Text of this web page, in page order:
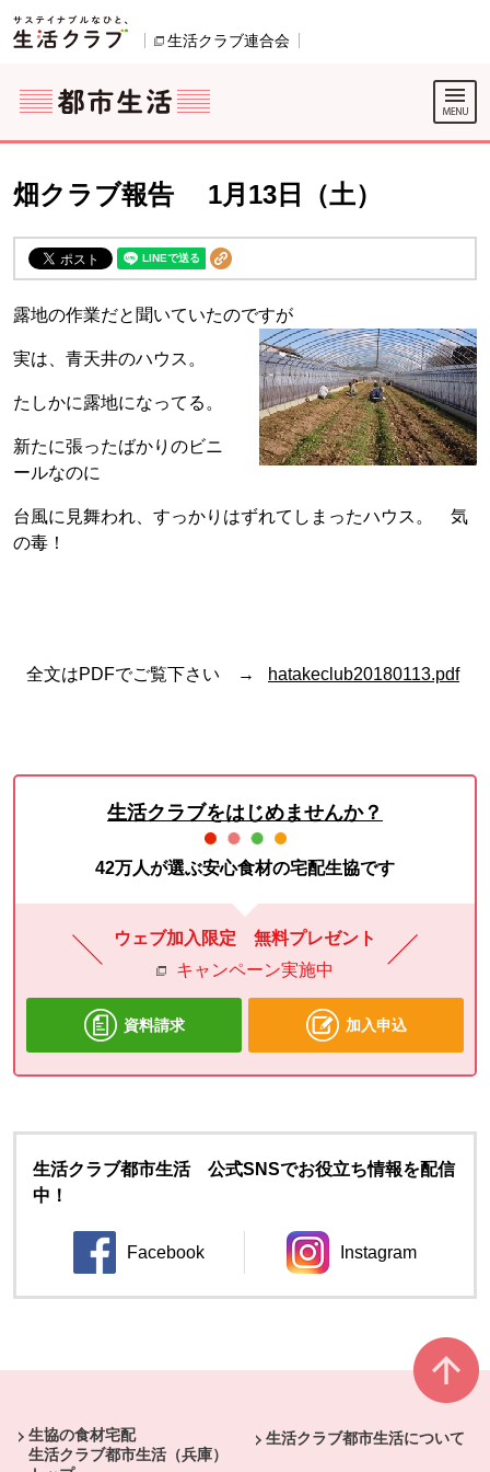
ページの先頭です。
生活クラブ連合会
ここからサイト内共通メニューです。
サイト内共通メニューをスキップする
サイト内共通メニューここまで。
畑クラブ報告 1月13日（土）
露地の作業だと聞いていたのですが
実は、青天井のハウス。
たしかに露地になってる。
新たに張ったばかりのビニ
ールなのに
台風に見舞われ、すっかりはずれてしまったハウス。 気
の毒！
全文はPDFでご覧下さい → hatakeclub20180113.pdf
生活クラブをはじめませんか？
42万人が選ぶ安心食材の宅配生協です
ウェブ加入限定 無料プレゼント
キャンペーン実施中
資料請求 加入申込
生活クラブ都市生活 公式SNSでお役立ち情報を配信
中！
Facebook
別のウィンドウで開きます。
Instagram
別のウィンドウ
生協の食材宅配
生活クラブ都市生活（兵庫）
生活クラブ都市生活について